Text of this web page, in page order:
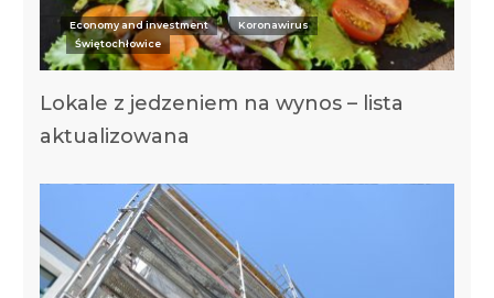
Economy and investment
Koronawirus
Świętochłowice
Lokale z jedzeniem na wynos – lista
aktualizowana